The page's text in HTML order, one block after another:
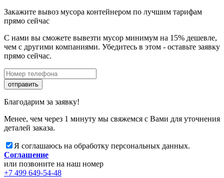
Закажите вывоз мусора контейнером по лучшим тарифам
прямо сейчас
С нами вы сможете вывезти мусор минимум на 15% дешевле,
чем с другими компаниями. Убедитесь в этом - оставьте заявку
прямо сейчас.
отправить
Благодарим за заявку!
Менее, чем через 1 минуту мы свяжемся с Вами для уточнения
деталей заказа.
Я соглашаюсь на обработку персональных данных.
Соглашение
или позвоните на наш номер
+7 499 649-54-48